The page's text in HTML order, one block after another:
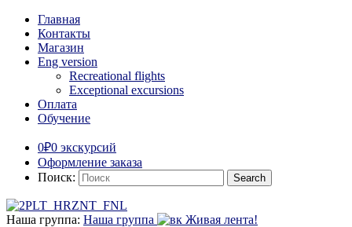
Главная
Контакты
Магазин
Eng version
Recreational flights
Exceptional excursions
Оплата
Обучение
0₽0 экскурсий
Оформление заказа
Поиск:
Наша группа: Наша группа Живая лента!